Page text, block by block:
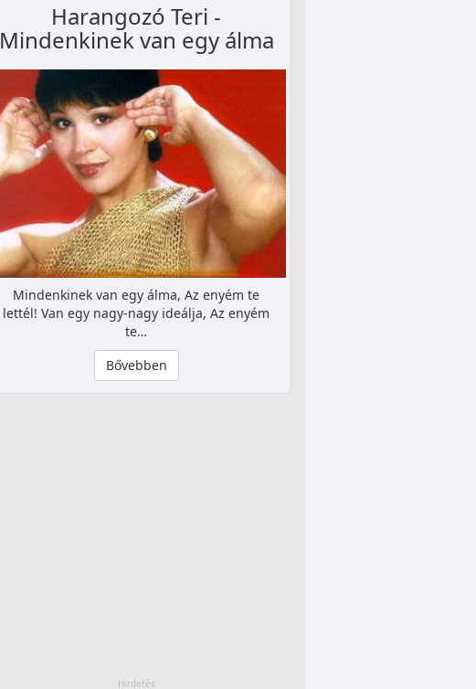
Harangozó Teri -
Mindenkinek van egy álma
Mindenkinek van egy álma, Az enyém te
lettél! Van egy nagy-nagy ideálja, Az enyém
te…
Bővebben